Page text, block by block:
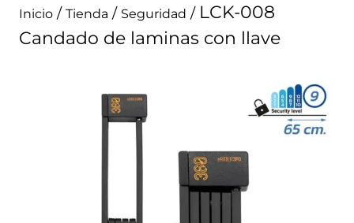
Pide cita en Taller
Blog
Inicio / Tienda / Seguridad / LCK-008
Candado de laminas con llave